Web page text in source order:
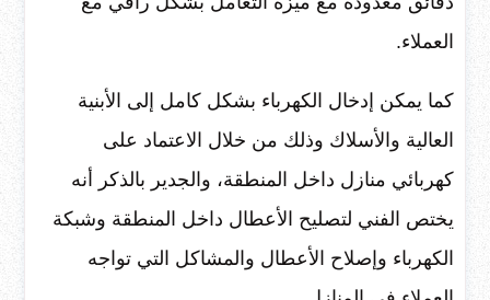
العملاء.
كما يمكن إدخال الكهرباء بشكل كامل إلى الأبنية
العالية والأسلاك وذلك من خلال الاعتماد على
كهربائي منازل داخل المنطقة، والجدير بالذكر أنه
يختص الفني لتصليح الأعطال داخل المنطقة وشبكة
الكهرباء وإصلاح الأعطال والمشاكل التي تواجه